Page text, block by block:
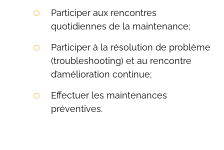
Participer aux rencontres
quotidiennes de la maintenance;
Participer à la résolution de problème
(troubleshooting) et au rencontre
d’amélioration continue;
Effectuer les maintenances
préventives.